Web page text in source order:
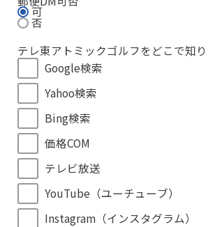
可
否
テレ東アトミックゴルフをどこで知
Google検索
Yahoo検索
Bing検索
価格COM
テレビ放送
YouTube（ユーチューブ）
Instagram（インスタグラム）